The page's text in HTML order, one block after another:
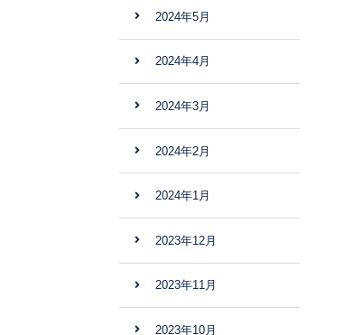
2024年5月
2024年4月
2024年3月
2024年2月
2024年1月
2023年12月
2023年11月
2023年10月